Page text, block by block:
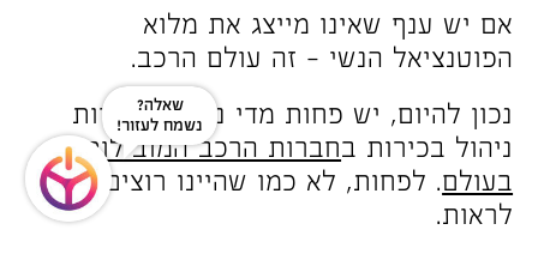
אם יש ענף שאינו מייצג את מלוא
הפוטנציאל הנשי – זה עולם הרכב.
נכון להיום, יש פחות מדי נשים בעמדות
ניהול בכירות בחברות הרכב המובילות
בעולם. לפחות, לא כמו שהיינו רוצים
לראות.
שאלה?
נשמח לעזור!